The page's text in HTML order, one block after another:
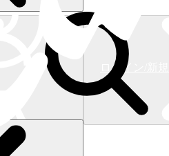
ログイン/新